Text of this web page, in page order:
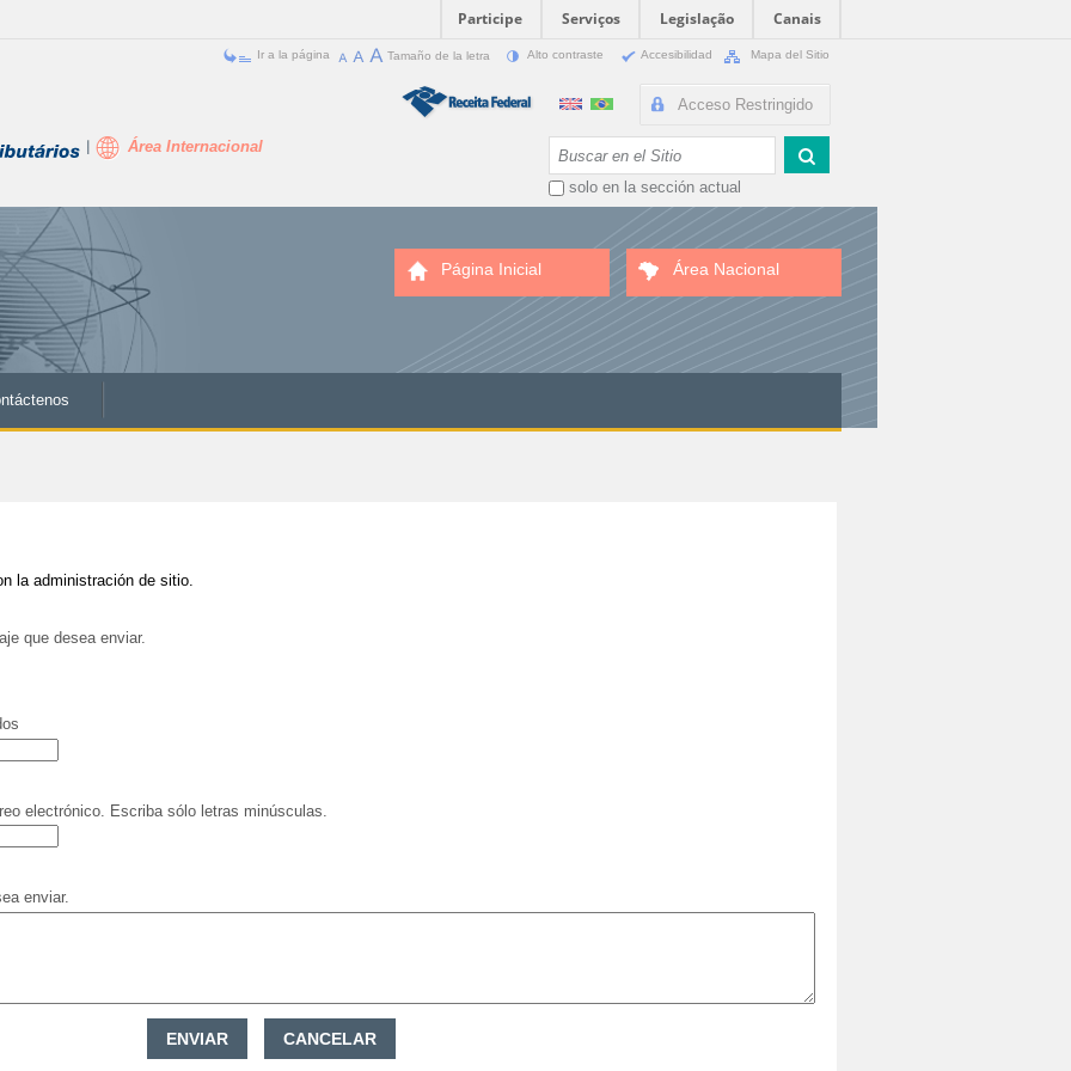
Participe Serviços Legislação
Canais
Ir a la página Tamaño de la letra Alto contraste Accesibilidad Mapa del Sitio
Acceso Restringido
solo en la sección actual
Área Internacional
Página Inicial Área Nacional
la administración de sitio.
que desea enviar.
electrónico. Escriba sólo letras minúsculas.
enviar.